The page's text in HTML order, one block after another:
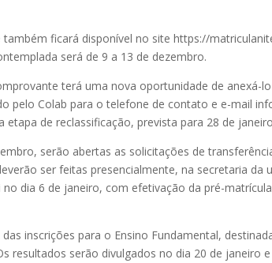
ficará disponível no site https://
será de 9 a 13 de dezembro.
terá uma nova oportunidade de anexá-
pelo Colab para o telefone de contato e e-mail
de reclassificação, prevista para 28 de
serão abertas as solicitações de
ser feitas presencialmente, na secretaria da
dia 6 de janeiro, com efetivação da pré-
inscrições para o Ensino Fundamental,
resultados serão divulgados no dia 20 de janeiro